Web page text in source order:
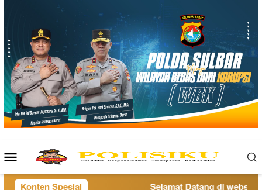
Menu
Mobile
Konten Spesial Selamat Datang di website